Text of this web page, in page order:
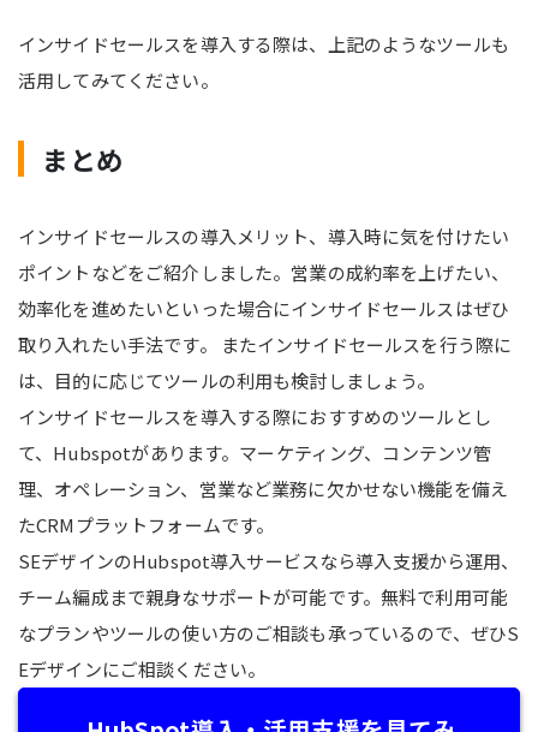
インサイドセールスを導入する際は、上記のようなツールも
活用してみてください。
まとめ
インサイドセールスの導入メリット、導入時に気を付けたい
ポイントなどをご紹介しました。営業の成約率を上げたい、
効率化を進めたいといった場合にインサイドセールスはぜひ
取り入れたい手法です。 またインサイドセールスを行う際に
は、目的に応じてツールの利用も検討しましょう。
インサイドセールスを導入する際におすすめのツールとし
て、Hubspotがあります。マーケティング、コンテンツ管
理、オペレーション、営業など業務に欠かせない機能を備え
たCRMプラットフォームです。
SEデザインのHubspot導入サービスなら導入支援から運用、
チーム編成まで親身なサポートが可能です。無料で利用可能
なプランやツールの使い方のご相談も承っているので、ぜひS
Eデザインにご相談ください。